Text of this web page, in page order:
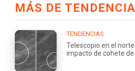
MÁS DE
TENDENCIAS
Telescopio en el
impacto de cohete